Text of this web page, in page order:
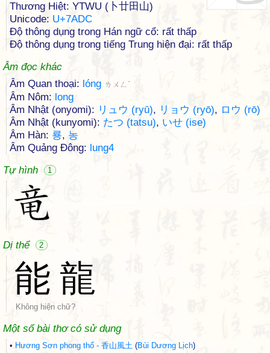
Thương Hiệt: YTWU (卜廿田山)
Unicode: U+7ADC
Độ thông dụng trong Hán ngữ cổ: rất thấp
Độ thông dụng trong tiếng Trung hiện đại: rất thấp
Âm đọc khác
Âm Quan thoại: lóng ㄌㄨㄥˊ
Âm Nôm: long
Âm Nhật (onyomi): リュウ (ryū), リョウ (ryō), ロウ (rō)
Âm Nhật (kunyomi): たつ (tatsu), いせ (ise)
Âm Hàn: 룡, 농
Âm Quảng Đông: lung4
Tự hình
1
Dị thể 2
能 龍
Không hiện chữ?
Một số bài thơ có sử dụng
• Hương Sơn phong thổ - 香山風土 (Bùi Dương Lịch)